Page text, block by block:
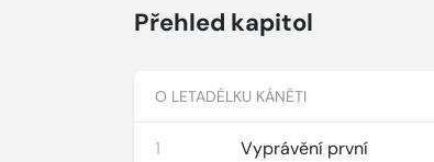
Přehled kapitol
O LETADÉLKU KÁNĚTI
1 Vyprávění první